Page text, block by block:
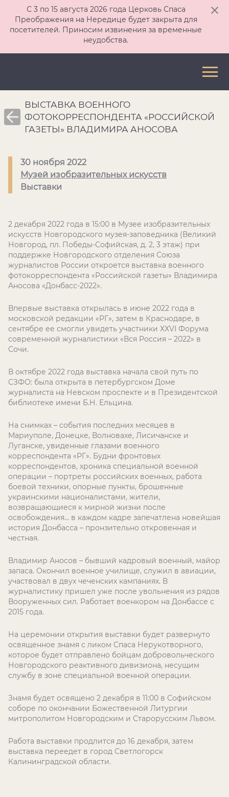
С 3 по 15 августа 2026 года Церковь Спаса
Преображения на Нередице будет закрыта для
посетителей. Приносим извинения за временные
неудобства.
ВЫСТАВКА ВОЕННОГО
ФОТОКОРРЕСПОНДЕНТА «РОССИЙСКОЙ
ГАЗЕТЫ» ВЛАДИМИРА АНОСОВА
30 ноября 2022
Музей изобразительных искусств
Выставки
2 декабря 2022 года в 15:00 в Музее изобразительных
искусств Новгородского музея-заповедника (Великий
Новгород, пл. Победы-Софийская, д. 2, 3 этаж) при
поддержке Новгородского отделения Союза
журналистов России откроется выставка военного
фотокорреспондента «Российской газеты» Владимира
Аносова «Донбасс-2022».
Впервые выставка открылась в июне 2022 года в
московской редакции «РГ», затем в Краснодаре, в
сентябре ее смогли увидеть участники ХХVI Форума
современной журналистики «Вся Россия – 2022» в
Сочи.
В октябре 2022 года выставка начала свой путь по
СЗФО: была открыта в петербургском Доме
журналиста на Невском проспекте и в Президентской
библиотеке имени Б.Н. Ельцина.
На снимках – события последних месяцев в
Мариуполе, Донецке, Волновахе, Лисичанске и
Луганске, увиденные глазами военного
корреспондента «РГ». Будни фронтовых
корреспондентов, хроника специальной военной
операции – портреты российских военных, работа
боевой техники, опорные пункты, брошенные
украинскими националистами, жители,
возвращающиеся к мирной жизни после
освобождения… в каждом кадре запечатлена новейшая
история Донбасса – пронзительно откровенная и
честная.
Владимир Аносов – бывший кадровый военный, майор
запаса. Окончил военное училище, служил в авиации,
участвовал в двух чеченских кампаниях. В
журналистику пришел уже после увольнения из рядов
Вооруженных сил. Работает военкором на Донбассе с
2015 года.
На церемонии открытия выставки будет развернуто
освященное знамя с ликом Спаса Нерукотворного,
которое будет отправлено бойцам добровольческого
Новгородского реактивного дивизиона, несущим
службу в зоне специальной военной операции.
Знамя будет освящено 2 декабря в 11:00 в Софийском
соборе по окончании Божественной Литургии
митрополитом Новгородским и Старорусским Львом.
Работа выставки продлится до 16 декабря, затем
выставка переедет в город Светлогорск
Калининградской области.